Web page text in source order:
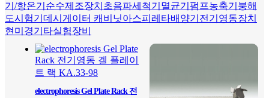
기/항온기 순수제조장치 초음파세척기 멸균기 펌프농축기 붕해
도시험기 데시게이터 캐비닛아스피레타배양기 전기영동장치
현미경기타실험장비
electrophoresis Gel Plate Rack 전